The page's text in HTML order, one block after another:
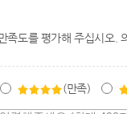
도를 평가해 주십시오.
(만족)